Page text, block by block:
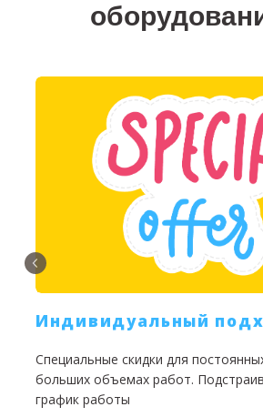
Индивидуальный
Специальные скидки для
больших объемах работ.
график работы